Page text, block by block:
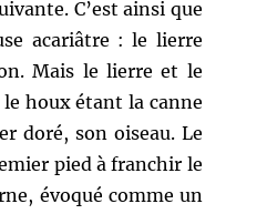
C’est ainsi que
acariâtre : le lierre
Mais le lierre et le
houx étant la canne
doré, son oiseau. Le
pied à franchir le
évoqué comme un